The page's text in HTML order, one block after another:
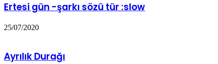
Ertesi gün -şarkı sözü tür :slow
25/07/2020
Ayrılık Durağı